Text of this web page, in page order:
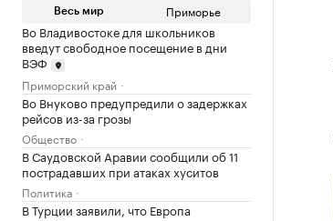
Весь мир Приморье
Во Владивостоке для школьников
введут свободное посещение в дни
ВЭФ
Приморский край
Во Внуково предупредили о задержках
рейсов из-за грозы
Общество
В Саудовской Аравии сообщили об 11
пострадавших при атаках хуситов
Политика
В Турции заявили, что Европа